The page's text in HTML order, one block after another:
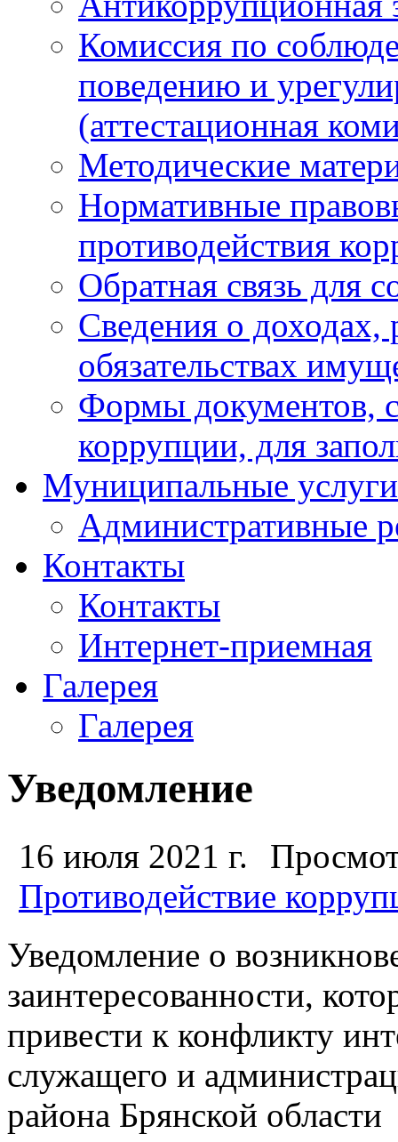
Комиссия по
поведению и
(аттестационная
Методические
Нормативные
противодействия
Обратная связь для
Сведения о доходах,
обязательствах
Формы документов,
коррупции, для
Муниципальные услуги
Административные
Контакты
Контакты
Интернет-приемная
Галерея
Галерея
Уведомление
16 июля 2021 г.
Противодействие
Уведомление о
заинтересованности,
привести к конфликту
служащего и
района Брянской области